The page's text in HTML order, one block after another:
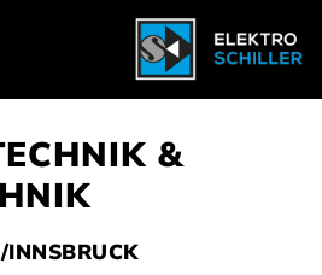
E-TEAM
&
INNSBRUCK